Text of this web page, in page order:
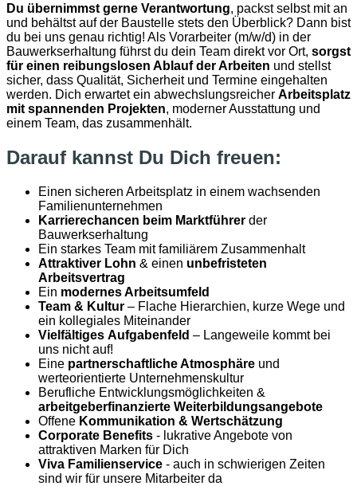
Du übernimmst gerne Verantwortung, packst selbst mit an
und behältst auf der Baustelle stets den Überblick? Dann bist
du bei uns genau richtig! Als Vorarbeiter (m/w/d) in der
Bauwerkserhaltung führst du dein Team direkt vor Ort, sorgst
für einen reibungslosen Ablauf der Arbeiten und stellst
sicher, dass Qualität, Sicherheit und Termine eingehalten
werden. Dich erwartet ein abwechslungsreicher Arbeitsplatz
mit spannenden Projekten, moderner Ausstattung und
einem Team, das zusammenhält.
Darauf kannst Du Dich freuen:
Einen sicheren Arbeitsplatz in einem wachsenden
Familienunternehmen
Karrierechancen beim Marktführer der
Bauwerkserhaltung
Ein starkes Team mit familiärem Zusammenhalt
Attraktiver Lohn & einen unbefristeten
Arbeitsvertrag
Ein modernes Arbeitsumfeld
Team & Kultur – Flache Hierarchien, kurze Wege und
ein kollegiales Miteinander
Vielfältiges Aufgabenfeld – Langeweile kommt bei
uns nicht auf!
Eine partnerschaftliche Atmosphäre und
werteorientierte Unternehmenskultur
Berufliche Entwicklungsmöglichkeiten &
arbeitgeberfinanzierte Weiterbildungsangebote
Offene Kommunikation & Wertschätzung
Corporate Benefits - lukrative Angebote von
attraktiven Marken für Dich
Viva Familienservice - auch in schwierigen Zeiten
sind wir für unsere Mitarbeiter da